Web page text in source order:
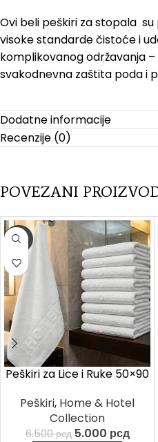
Ovi beli peškiri za stopala
visoke standarde čistoće i
komplikovanog održavanja
svakodnevna zaštita poda i
Dodatne informacije
Recenzije (0)
POVEZANI
-23%
Peškiri za Lice i Ruke 50×90
Peškiri, Home & Hotel
Collection
6.500рсд 5.000 рсд